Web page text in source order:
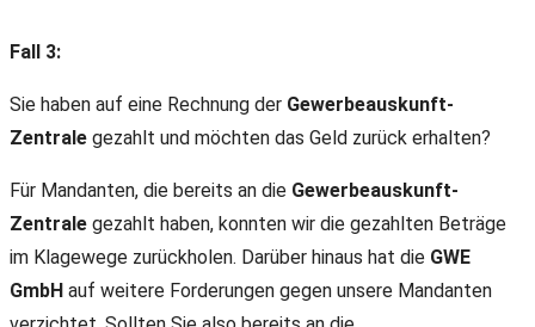
Fall 3:
Sie haben auf eine Rechnung der Gewerbeauskunft-
Zentrale gezahlt und möchten das Geld zurück erhalten?
Für Mandanten, die bereits an die Gewerbeauskunft-
Zentrale gezahlt haben, konnten wir die gezahlten Beträge
im Klagewege zurückholen. Darüber hinaus hat die GWE
GmbH auf weitere Forderungen gegen unsere Mandanten